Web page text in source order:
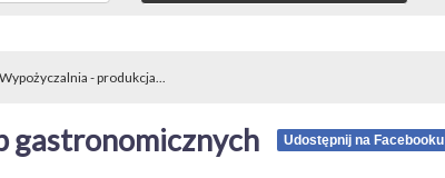
Wypożyczalnia - produkcja...
gastronomicznych Udostępnij na Facebooku